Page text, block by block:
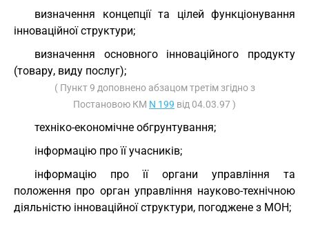
визначення концепції та цілей функціонування
інноваційної структури;
визначення основного інноваційного продукту
(товару, виду послуг);
( Пункт 9 доповнено абзацом третім згідно з
Постановою КМ N 199 від 04.03.97 )
техніко-економічне обгрунтування;
інформацію про її учасників;
інформацію про її органи управління та
положення про орган управління науково-технічною
діяльністю інноваційної структури, погоджене з МОН;